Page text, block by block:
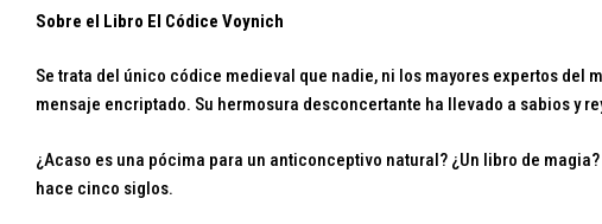
Sobre el Libro El Códice Voynich
Se trata del único códice medieval que nadie, ni los mayores expertos del
mensaje encriptado. Su hermosura desconcertante ha llevado a sabios y
¿Acaso es una pócima para un anticonceptivo natural? ¿Un libro de
hace cinco siglos.